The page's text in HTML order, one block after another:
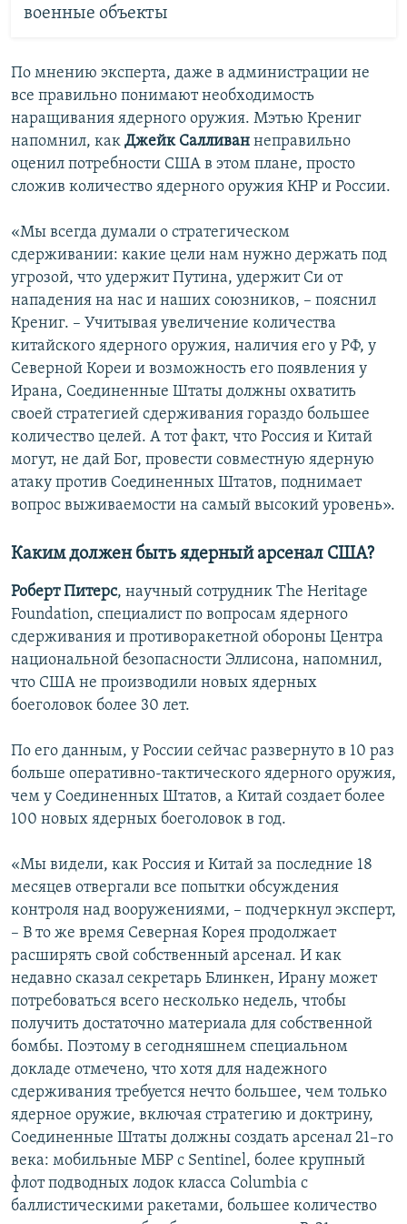
военные объекты
По мнению эксперта, даже в администрации не
все правильно понимают необходимость
наращивания ядерного оружия. Мэтью Крениг
напомнил, как Джейк Салливан неправильно
оценил потребности США в этом плане, просто
сложив количество ядерного оружия КНР и России.
«Мы всегда думали о стратегическом
сдерживании: какие цели нам нужно держать под
угрозой, что удержит Путина, удержит Си от
нападения на нас и наших союзников, – пояснил
Крениг. – Учитывая увеличение количества
китайского ядерного оружия, наличия его у РФ, у
Северной Кореи и возможность его появления у
Ирана, Соединенные Штаты должны охватить
своей стратегией сдерживания гораздо большее
количество целей. А тот факт, что Россия и Китай
могут, не дай Бог, провести совместную ядерную
атаку против Соединенных Штатов, поднимает
вопрос выживаемости на самый высокий уровень».
Каким должен быть ядерный арсенал США?
Роберт Питерс, научный сотрудник The Heritage
Foundation, специалист по вопросам ядерного
сдерживания и противоракетной обороны Центра
национальной безопасности Эллисона, напомнил,
что США не производили новых ядерных
боеголовок более 30 лет.
По его данным, у России сейчас развернуто в 10 раз
больше оперативно-тактического ядерного оружия,
чем у Соединенных Штатов, а Китай создает более
100 новых ядерных боеголовок в год.
«Мы видели, как Россия и Китай за последние 18
месяцев отвергали все попытки обсуждения
контроля над вооружениями, – подчеркнул эксперт,
– В то же время Северная Корея продолжает
расширять свой собственный арсенал. И как
недавно сказал секретарь Блинкен, Ирану может
потребоваться всего несколько недель, чтобы
получить достаточно материала для собственной
бомбы. Поэтому в сегодняшнем специальном
докладе отмечено, что хотя для надежного
сдерживания требуется нечто большее, чем только
ядерное оружие, включая стратегию и доктрину,
Соединенные Штаты должны создать арсенал 21–го
века: мобильные МБР с Sentinel, более крупный
флот подводных лодок класса Columbia с
баллистическими ракетами, большее количество